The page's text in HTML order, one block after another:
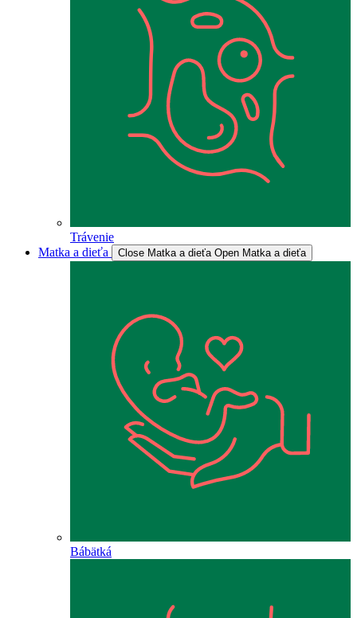
Trávenie
Matka a dieťa
Close Matka a dieťa Open Matka a dieťa
Bábätká